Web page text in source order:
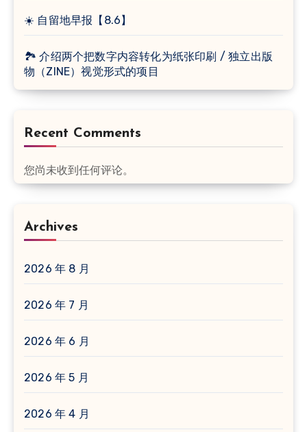
☀️ 自留地早报【8.6】
🏞 介绍两个把数字内容转化为纸张印刷 / 独立出版
物（ZINE）视觉形式的项目
Recent Comments
您尚未收到任何评论。
Archives
2026 年 8 月
2026 年 7 月
2026 年 6 月
2026 年 5 月
2026 年 4 月